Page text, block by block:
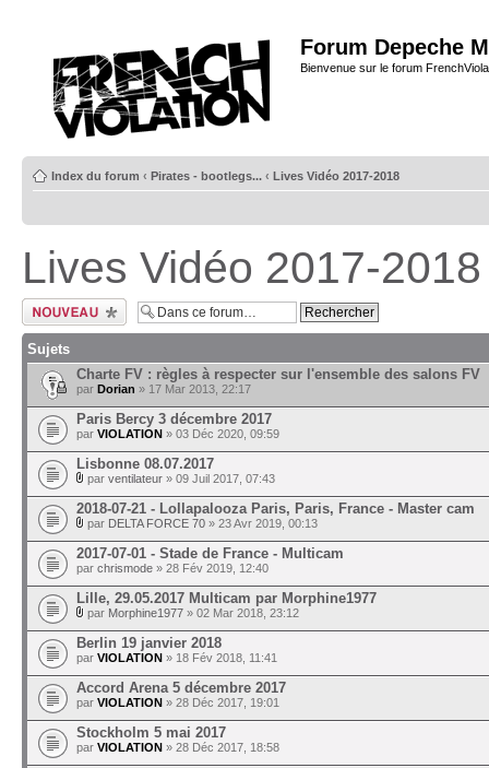
Forum Depeche
Bienvenue sur le forum
Index du forum ‹ Pirates - bootlegs... ‹ Lives Vidéo 2017-2018
Lives Vidéo 2017-2018
Ecrire un nouveau
sujet
Sujets
Charte FV : règles à respecter sur l'ensemble des salons FV
par Dorian » 17 Mar 2013, 22:17
Paris Bercy 3 décembre 2017
par VIOLATION » 03 Déc 2020, 09:59
Lisbonne 08.07.2017
par ventilateur » 09 Juil 2017, 07:43
2018-07-21 - Lollapalooza Paris, Paris, France - Master cam
par DELTA FORCE 70 » 23 Avr 2019, 00:13
2017-07-01 - Stade de France - Multicam
par chrismode » 28 Fév 2019, 12:40
Lille, 29.05.2017 Multicam par Morphine1977
par Morphine1977 » 02 Mar 2018, 23:12
Berlin 19 janvier 2018
par VIOLATION » 18 Fév 2018, 11:41
Accord Arena 5 décembre 2017
par VIOLATION » 28 Déc 2017, 19:01
Stockholm 5 mai 2017
par VIOLATION » 28 Déc 2017, 18:58